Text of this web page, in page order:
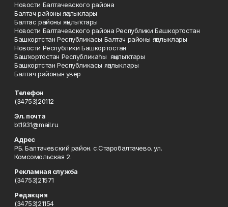
Новости Балтачевского района
Балтач районы яңалыклары
Балтас районы яңылыҡтары
Новости Балтачевского района Республики Башкортостан
Башкортстан Республикасы Балтач районы яңалыклары
Новости Республики Башкортостан
Башҡортостан Республикаһы яңылыҡтары
Башкортстан Республикасы яңалыклары
Балтач районын увер
Телефон
(34753)20112
Эл. почта
bt1931@mail.ru
Адрес
РБ. Балтачевский район. с.Старобалтачево. ул.
Комсомольская 2.
Рекламная служба
(34753)21571
Редакция
(34753)21154